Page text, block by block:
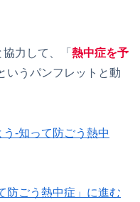
協力して、「 熱中症を予
いうパンフレットと動
う-知って防ごう熱中
防ごう熱中症」に進む